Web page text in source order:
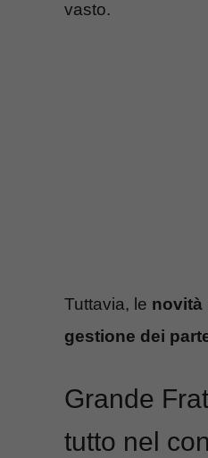
vasto.
Tuttavia, le novità
gestione dei
Grande
tutto nel